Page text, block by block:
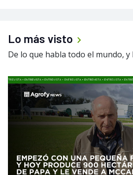
Lo más visto
De lo que habla todo el mundo, y